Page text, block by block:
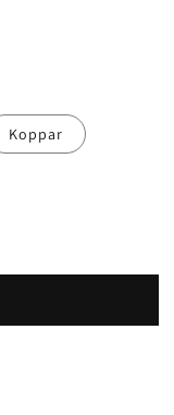
Koppar